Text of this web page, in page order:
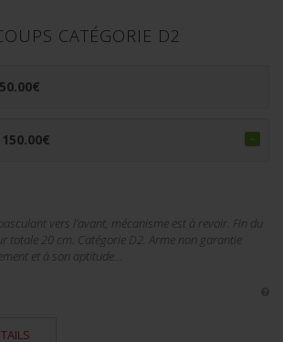
CATÉGORIE D2
50.00€
150.00€
vers l’avant, mécanisme est à revoir. Fin du
totale 20 cm. Catégorie D2. Arme non garantie
et à son aptitude...